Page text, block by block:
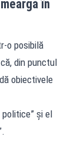
în
o posibilă
din punctul
obiectivele
și el